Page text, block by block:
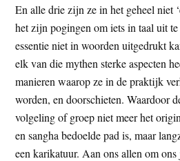
En alle drie zijn ze in het geheel niet
het zijn pogingen om iets in taal uit
essentie niet in woorden uitgedrukt
elk van die mythen sterke aspecten
manieren waarop ze in de praktijk
worden, en doorschieten. Waardoor
volgeling of groep niet meer het
en sangha bedoelde pad is, maar
een karikatuur. Aan ons allen om ons